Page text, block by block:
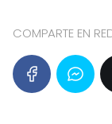
COMPARTE EN